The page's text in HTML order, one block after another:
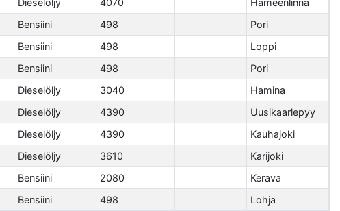
Dieselöljy 4070 Hämeenlinna
Bensiini 498 Pori
Bensiini 498 Loppi
Bensiini 498 Pori
Dieselöljy 3040 Hamina
Dieselöljy 4390 Uusikaarlepyy
Dieselöljy 4390 Kauhajoki
Dieselöljy 3610 Karijoki
Bensiini 2080 Kerava
Bensiini 498 Lohja